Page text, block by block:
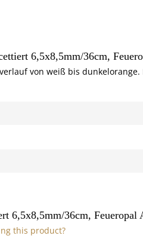
6,5x8,5mm/36cm,
von weiß bis dunkelorange.
6,5x8,5mm/36cm, Feueropal
this product?